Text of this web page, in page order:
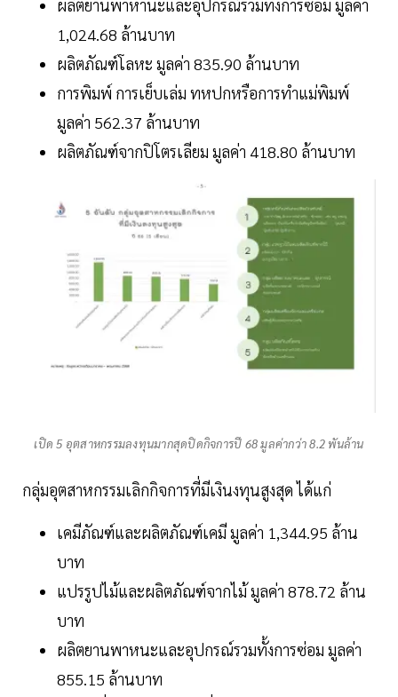
ผลิตยานพาหานะและอุปกรณ์รวมทั้งการซ่อม มูลค่า
1,024.68 ล้านบาท
ผลิตภัณฑ์โลหะ มูลค่า 835.90 ล้านบาท
การพิมพ์ การเย็บเล่ม ทหปกหรือการทำแม่พิมพ์
มูลค่า 562.37 ล้านบาท
ผลิตภัณฑ์จากปิโตรเลียม มูลค่า 418.80 ล้านบาท
เปิด 5 อุตสาหกรรมลงทุนมากสุดปิดกิจการปี 68 มูลค่ากว่า 8.2 พันล้าน
กลุ่มอุตสาหกรรมเลิกกิจการที่มีเงินงทุนสูงสุด ได้แก่
เคมีภัณฑ์และผลิตภัณฑ์เคมี มูลค่า 1,344.95 ล้าน
บาท
แปรรูปไม้และผลิตภัณฑ์จากไม้ มูลค่า 878.72 ล้าน
บาท
ผลิตยานพาหนะและอุปกรณ์รวมทั้งการซ่อม มูลค่า
855.15 ล้านบาท